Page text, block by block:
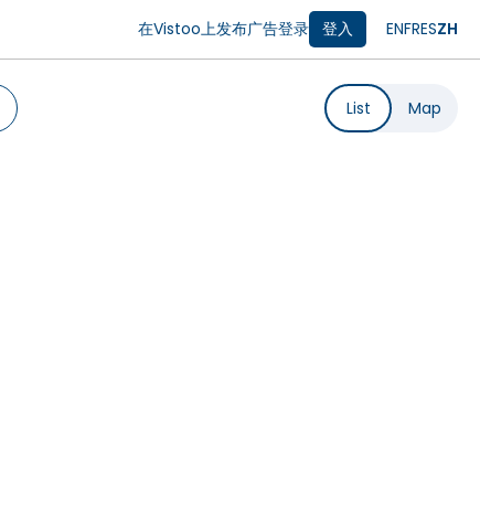
在Vistoo上发布广告登录 登入 ENFRESZH
List Map